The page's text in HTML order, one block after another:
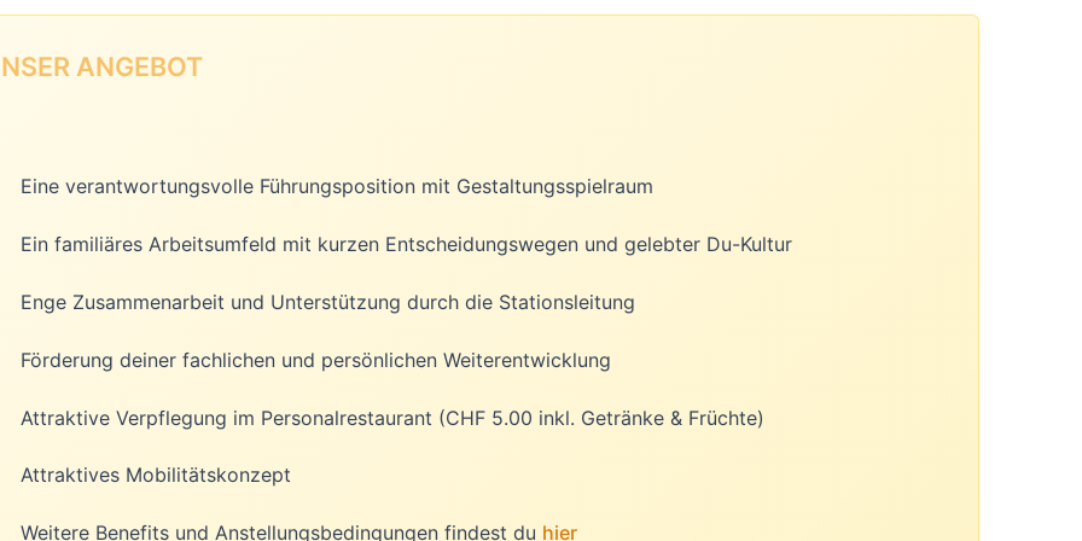
ANGEBOT
Eine verantwortungsvolle Führungsposition mit Gestaltungsspielraum
Ein familiäres Arbeitsumfeld mit kurzen Entscheidungswegen und gelebter Du-Kultur
Enge Zusammenarbeit und Unterstützung durch die Stationsleitung
Förderung deiner fachlichen und persönlichen Weiterentwicklung
Attraktive Verpflegung im Personalrestaurant (CHF 5.00 inkl. Getränke & Früchte)
Attraktives Mobilitätskonzept
Weitere Benefits und Anstellungsbedingungen findest du hier